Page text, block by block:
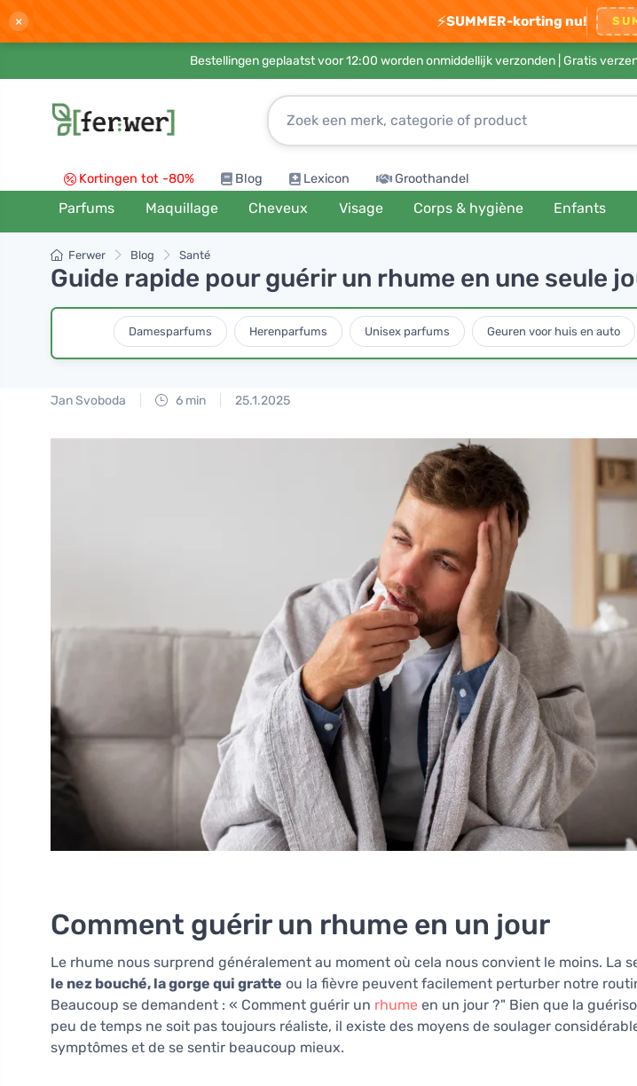
× ⚡SUMMER-korting nu!
Bestellingen geplaatst voor 12:00 worden onmiddellijk verzonden | Gratis
Kortingen tot -80% Blog Lexicon Groothandel
Parfums Maquillage Cheveux Visage Corps & hygiène Enfants
Ferwer Blog Santé
Guide rapide pour guérir un rhume en une seule
Damesparfums Herenparfums Unisex parfums Geuren voor huis en auto
Jan Svoboda 6 min 25.1.2025
Comment guérir un rhume en un jour
Le rhume nous surprend généralement au moment où cela nous convient le moins. La
le nez bouché, la gorge qui gratte ou la fièvre peuvent facilement perturber notre
Beaucoup se demandent : « Comment guérir un rhume en un jour ?" Bien que la
peu de temps ne soit pas toujours réaliste, il existe des moyens de soulager
symptômes et de se sentir beaucoup mieux.